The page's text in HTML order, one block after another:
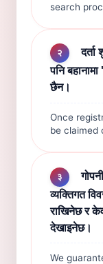
search
२
पनि
छैन।
Once
be claimed
३
व्यक्तिगत
राखिनेछ र
देखाइनेछ।
We